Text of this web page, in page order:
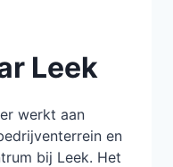
Leek
werkt aan
en
bij Leek. Het